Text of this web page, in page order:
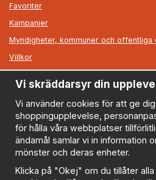
Favoriter
Kampanjer
Myndigheter, kommuner och offentliga
Villkor
Information
Om oss
Nyheter
Nyhetsbrev
Logga in
Om cookies
Vi skräddarsyr din
Vi använder cookies för att ge
shoppingupplevelse,
för hålla våra webbplatser
ändamål samlar vi in information
mönster och deras enheter.
Klicka på "Okej" om du tillåter